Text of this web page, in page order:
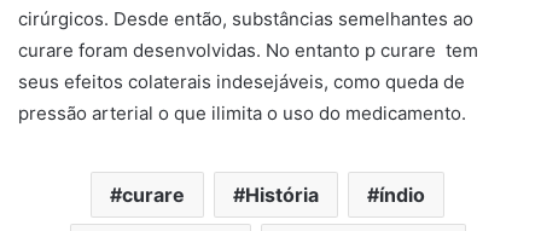
cirúrgicos. Desde então, substâncias semelhantes ao
curare foram desenvolvidas. No entanto p curare tem
seus efeitos colaterais indesejáveis, como queda de
pressão arterial o que ilimita o uso do medicamento.
curare História índio